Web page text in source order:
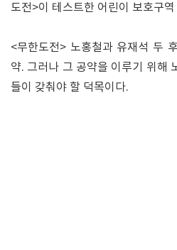
도전>이 테스트한 어린이 보호구
<무한도전> 노홍철과 유재석 두
약. 그러나 그 공약을 이루기 위해
들이 갖춰야 할 덕목이다.